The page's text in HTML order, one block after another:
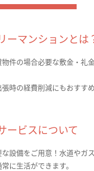
ーマンションとは
件の場合必要な敷金・礼
時の経費削減にもおすすめ
ービスについて
設備をご用意！水道やガ
に生活ができます。